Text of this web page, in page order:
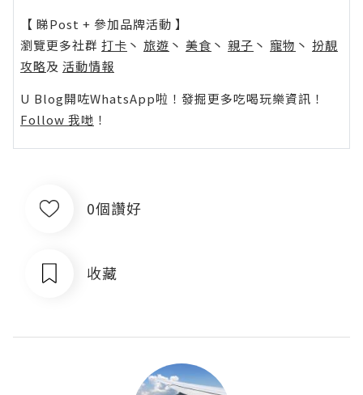
【 睇Post + 參加品牌活動 】
瀏覽更多社群 打卡 丶 旅遊 丶 美食 丶 親子 丶 寵物 丶 扮靚
攻略及 活動情報
U Blog開咗WhatsApp啦！發掘更多吃喝玩樂資訊！
Follow 我哋 ！
0個讚好
收藏